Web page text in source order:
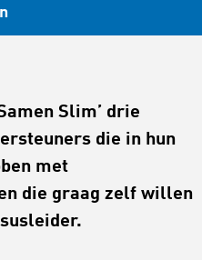
Slim’ drie
die in hun
met
die graag zelf willen